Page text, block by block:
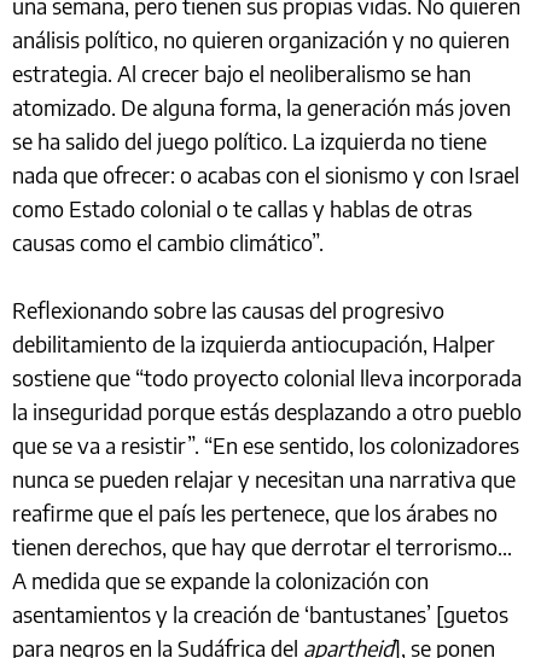
una semana, pero tienen sus propias vidas. No quieren
análisis político, no quieren organización y no quieren
estrategia. Al crecer bajo el neoliberalismo se han
atomizado. De alguna forma, la generación más joven
se ha salido del juego político. La izquierda no tiene
nada que ofrecer: o acabas con el sionismo y con Israel
como Estado colonial o te callas y hablas de otras
causas como el cambio climático”.
Reflexionando sobre las causas del progresivo
debilitamiento de la izquierda antiocupación, Halper
sostiene que “todo proyecto colonial lleva incorporada
la inseguridad porque estás desplazando a otro pueblo
que se va a resistir”. “En ese sentido, los colonizadores
nunca se pueden relajar y necesitan una narrativa que
reafirme que el país les pertenece, que los árabes no
tienen derechos, que hay que derrotar el terrorismo...
A medida que se expande la colonización con
asentamientos y la creación de ‘bantustanes’ [guetos
para negros en la Sudáfrica del apartheid], se ponen